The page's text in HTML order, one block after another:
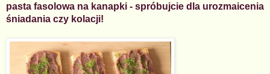
pasta fasolowa na kanapki - spróbujcie dla urozmaicenia
śniadania czy kolacji!